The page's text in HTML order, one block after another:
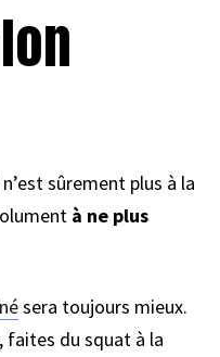
sûrement plus à la
à ne plus
sera toujours mieux.
faites du squat à la